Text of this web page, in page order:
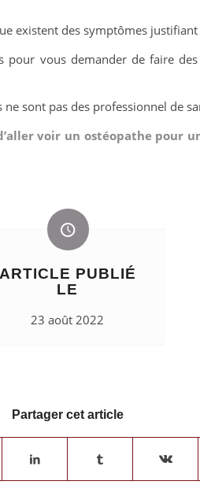
existent des symptômes
pour vous demander de faire
sont pas des professionnel de
voir un ostéopathe pour
ARTICLE PUBLIÉ
LE
23 août 2022
Partager cet article